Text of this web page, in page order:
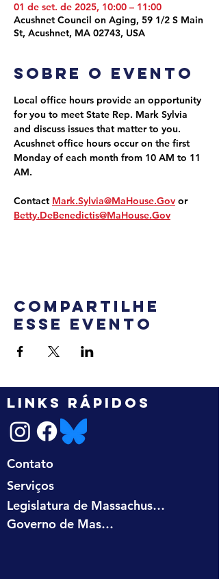
01 de set. de 2025, 10:00 – 11:00
Acushnet Council on Aging, 59 1/2 S Main
St, Acushnet, MA 02743, USA
Sobre o evento
Local office hours provide an opportunity
for you to meet State Rep. Mark Sylvia
and discuss issues that matter to you.
Acushnet office hours occur on the first
Monday of each month from 10 AM to 11
AM.
Contact Mark.Sylvia@MaHouse.Gov or
Betty.DeBenedictis@MaHouse.Gov
Compartilhe
esse evento
LINKS RÁPIDOS
Contato
Serviços
Legislatura de Massachusetts
Governo de Massachusetts